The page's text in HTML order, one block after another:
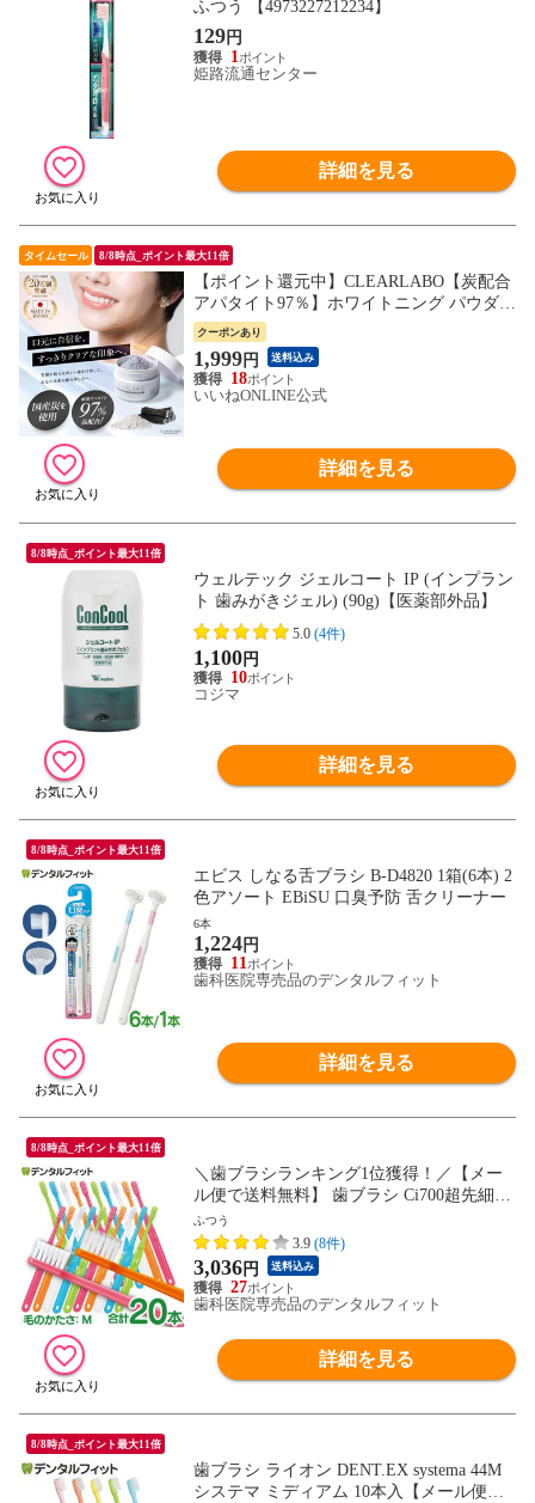
ふつう 【4973227212234】
129円
1
姫路流通センター
詳細を見る
タイムセール 8/8時点_ポイント最大11倍
【ポイント還元中】CLEARLABO【炭配合
アパタイト97％】ホワイトニング パウダー
歯磨き粉 20g【研磨剤不使用】口臭ケア 天
然由来100％ 日本製
クーポンあり
1,999円 送料込み
18
いいねONLINE公式
詳細を見る
8/8時点_ポイント最大11倍
ウェルテック ジェルコート IP (インプラン
ト 歯みがきジェル) (90g)【医薬部外品】
5.0 (4件)
1,100円
10
コジマ
詳細を見る
8/8時点_ポイント最大11倍
エビス しなる舌ブラシ B-D4820 1箱(6本) 2
色アソート EBiSU 口臭予防 舌クリーナー
6本
1,224円
11
歯科医院専売品のデンタルフィット
詳細を見る
8/8時点_ポイント最大11倍
＼歯ブラシランキング1位獲得！／【メー
ル便で送料無料】 歯ブラシ Ci700超先細M
ふつう 10本とCi702 Mふつう 10本の20本セ
ット (メール便2点まで) set
ふつう
3.9 (8件)
3,036円 送料込み
27
歯科医院専売品のデンタルフィット
詳細を見る
8/8時点_ポイント最大11倍
歯ブラシ ライオン DENT.EX systema 44M
システマ ミディアム 10本入【メール便で